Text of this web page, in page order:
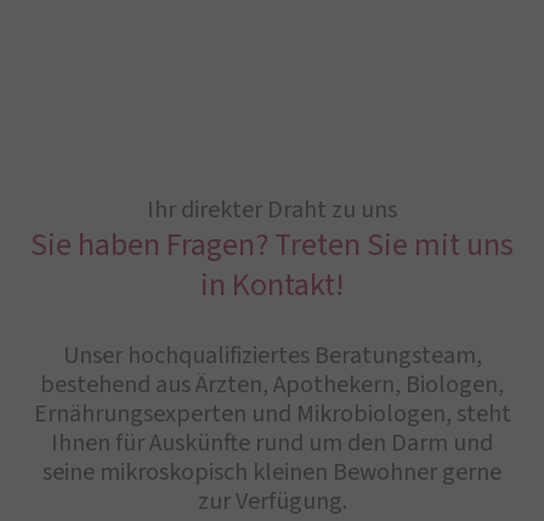
Ihr direkter Draht zu uns
Sie haben Fragen? Treten Sie mit uns
in Kontakt!
Unser hochqualifiziertes Beratungsteam,
bestehend aus Ärzten, Apothekern, Biologen,
Ernährungsexperten und Mikrobiologen, steht
Ihnen für Auskünfte rund um den Darm und
seine mikroskopisch kleinen Bewohner gerne
zur Verfügung.